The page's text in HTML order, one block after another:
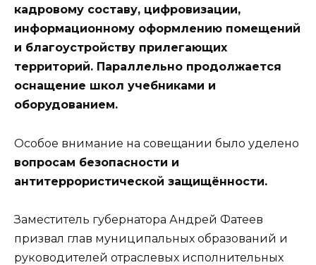
кадровому составу, цифровизации,
информационному оформлению помещений
и благоустройству прилегающих
территорий. Параллельно продолжается
оснащение школ учебниками и
оборудованием.
Особое внимание на совещании было уделено
вопросам безопасности и
антитеррористической защищённости.
Заместитель губернатора Андрей Фатеев
призвал глав муниципальных образований и
руководителей отраслевых исполнительных